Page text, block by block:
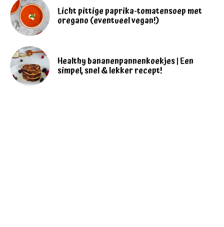
Licht pittige paprika-tomatensoep met
oregano (eventueel vegan!)
Healthy bananenpannenkoekjes | Een
simpel, snel & lekker recept!